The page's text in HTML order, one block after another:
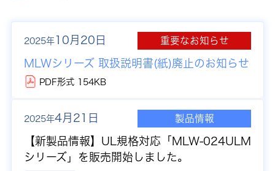
2025年10月20日 重要なお知らせ
MLWシリーズ 取扱説明書(紙)廃止のお知らせ
PDF形式 154KB
2025年4月21日 製品情報
【新製品情報】 UL規格対応「MLW-024ULM
シリーズ」を販売開始しました。